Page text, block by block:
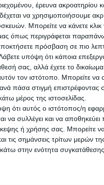
έρευνα ακροατηρίου
να χρησιμοποιήσουμε
Μπορείτε να κάνετε κλικ
όπως περιγράφεται
πρόσβαση σε πιο
υπόψη ότι κάποια
σας, αλλά έχετε το
τον ιστότοπο. Μπορείτε να
πάσα στιγμή επιστρέφοντας
μέρος της ιστοσελίδας.
ότι αυτός ο ιστότοπος/η
να συλλέγει και να
ή χρήσης σας. Μπορείτε
τις σημάνσεις τρίτων μερών
στην ενότητα